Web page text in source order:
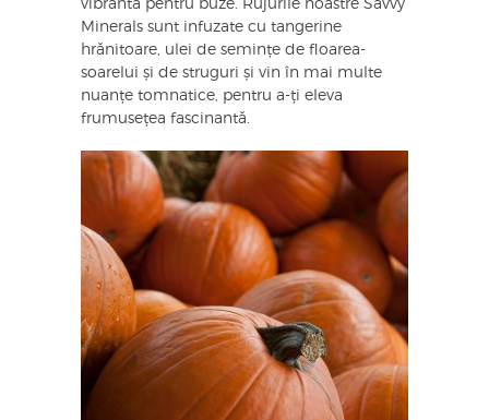
vibrantă pentru buze. Rujurile noastre Savvy
Minerals sunt infuzate cu tangerine
hrănitoare, ulei de semințe de floarea-
soarelui și de struguri și vin în mai multe
nuanțe tomnatice, pentru a-ți eleva
frumusețea fascinantă.